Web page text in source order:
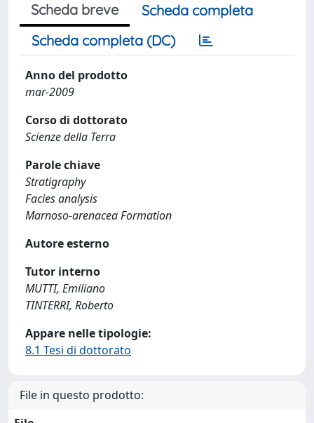
Scheda breve
Scheda completa
Scheda completa (DC)
Anno del prodotto
mar-2009
Corso di dottorato
Scienze della Terra
Parole chiave
Stratigraphy
Facies analysis
Marnoso-arenacea Formation
Autore esterno
Tutor interno
MUTTI, Emiliano
TINTERRI, Roberto
Appare nelle tipologie:
8.1 Tesi di dottorato
File in questo prodotto: